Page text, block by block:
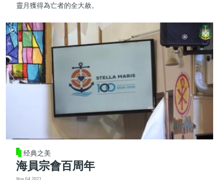
靈月獲得為亡者的全大赦。
经典之美
海員宗會百周年